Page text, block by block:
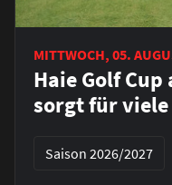
MITTWOCH, 05.
Haie Golf
sorgt für
Saison 2026/2027